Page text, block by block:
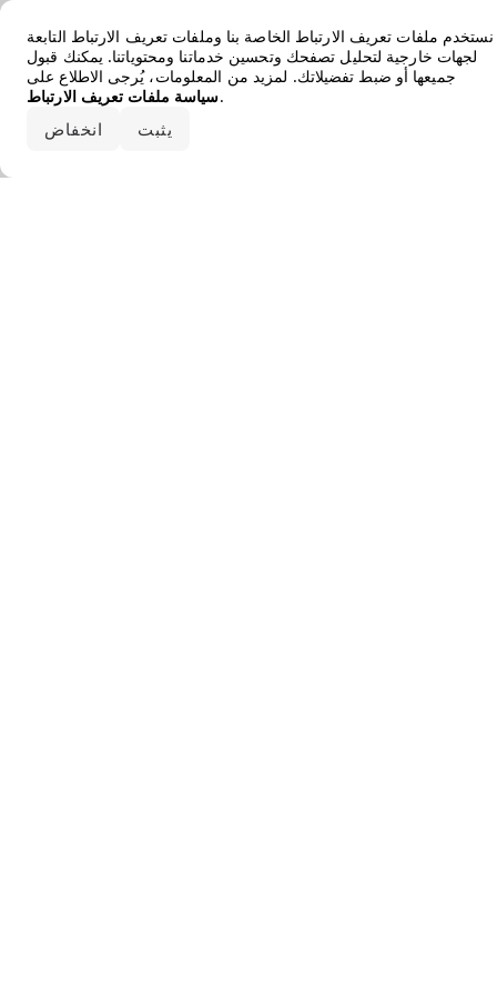
نستخدم ملفات تعريف الارتباط الخاصة بنا وملفات تعريف الارتباط التابعة
لجهات خارجية لتحليل تصفحك وتحسين خدماتنا ومحتوياتنا. يمكنك قبول
جميعها أو ضبط تفضيلاتك. لمزيد من المعلومات، يُرجى الاطلاع على
سياسة ملفات تعريف الارتباط.
انخفاض يثبت
Error loading the brand